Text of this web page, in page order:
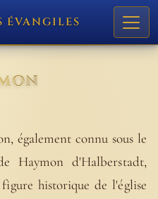
ÉVANGILES
également connu sous le
Haymon d'Halberstadt,
historique de l'église